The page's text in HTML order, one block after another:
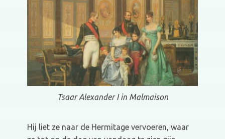
Tsaar Alexander I in Malmaison
Hij liet ze naar de Hermitage vervoeren, waar